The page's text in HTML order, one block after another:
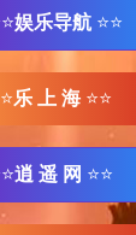
娱乐导航 ⭐⭐
乐 上 海 ⭐⭐
逍 遥 网 ⭐⭐